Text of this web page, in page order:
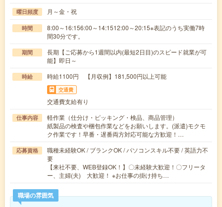
曜日頻度 月～金・祝
時間
8:00～16:156:00～14:1512:00～20:15※表記のうち実働7時
間30分です。
期間
長期【ご応募から1週間以内(最短2日目)のスピード就業が可
能】即日～
時給 時給1100円 【月収例】181,500円以上可能
交通費
交通費支給有り
仕事内容
軽作業（仕分け・ピッキング・検品、商品管理）
紙製品の検査や梱包作業などをお願いします。(派遣)モクモ
ク作業です！早番・遅番両方対応可能な方歓迎！…
応募資格
職種未経験OK / ブランクOK / パソコンスキル不要 / 英語力不
要
【来社不要、WEB登録OK！】〇未経験大歓迎！〇フリータ
ー、主婦(夫) 大歓迎！ ※お仕事の掛け持ち…
職場の雰囲気